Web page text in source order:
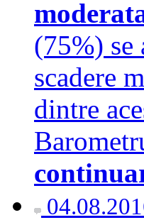
(75%) se
scadere
dintre